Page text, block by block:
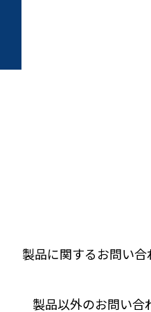
製品に関するお問い
製品以外のお問い合